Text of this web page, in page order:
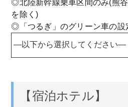
◎北陸新幹線乗車区間のみ(熊
を除く)
◎「つるぎ」のグリーン車の設
【宿泊ホテル】